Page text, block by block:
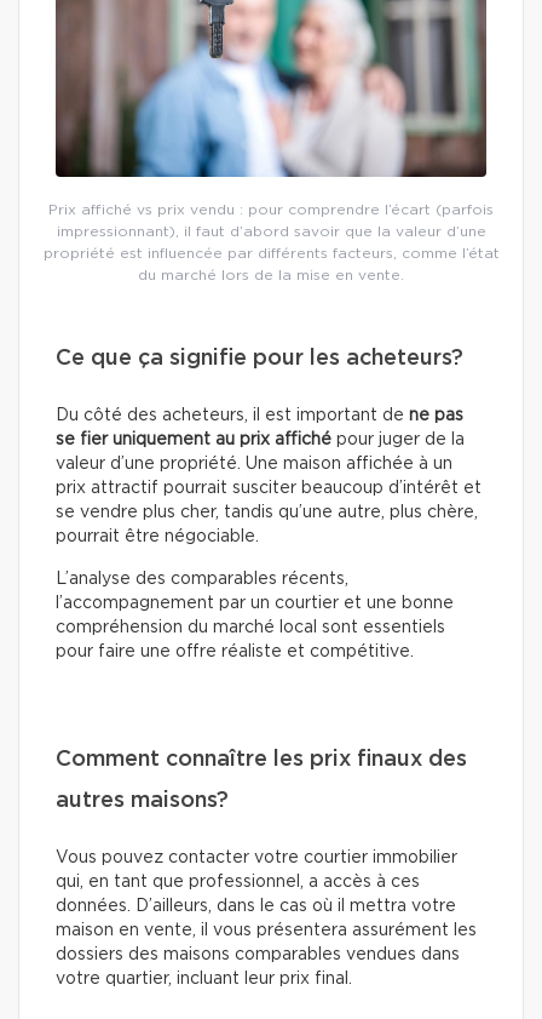
Prix affiché vs prix vendu : pour comprendre l’écart (parfois
impressionnant), il faut d’abord savoir que la valeur d’une
propriété est influencée par différents facteurs, comme l’état
du marché lors de la mise en vente.
Ce que ça signifie pour les acheteurs?
Du côté des acheteurs, il est important de ne pas
se fier uniquement au prix affiché pour juger de la
valeur d’une propriété. Une maison affichée à un
prix attractif pourrait susciter beaucoup d’intérêt et
se vendre plus cher, tandis qu’une autre, plus chère,
pourrait être négociable.
L’analyse des comparables récents,
l’accompagnement par un courtier et une bonne
compréhension du marché local sont essentiels
pour faire une offre réaliste et compétitive.
Comment connaître les prix finaux des
autres maisons?
Vous pouvez contacter votre courtier immobilier
qui, en tant que professionnel, a accès à ces
données. D’ailleurs, dans le cas où il mettra votre
maison en vente, il vous présentera assurément les
dossiers des maisons comparables vendues dans
votre quartier, incluant leur prix final.